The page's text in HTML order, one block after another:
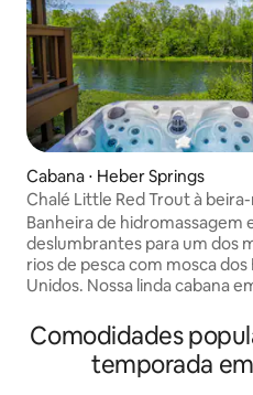
Cabana ⋅ Heber Springs
Chalé Little Red Trout à
banheira de hidromassagem
Banheira de hidromassagem
deslumbrantes para um dos
rios de pesca com mosca dos
Unidos. Nossa linda cabana
barco ao Little Red River,
premium (King + 2 de solteiro
extragrandes adequadas
Comodidades
temporada